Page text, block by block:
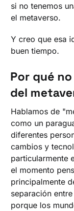
si no tenemos
el metaverso.
Y creo que esa
buen tiempo.
Por qué
del
Hablamos de
como un
diferentes
cambios y
particularmente
el momento
principalmente
separación
porque los